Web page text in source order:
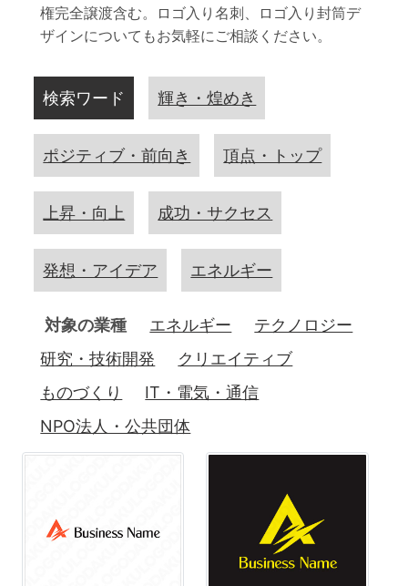
権完全譲渡含む。ロゴ入り名刺、ロゴ入り封筒デ
ザインについてもお気軽にご相談ください。
検索ワード 輝き・煌めき
ポジティブ・前向き 頂点・トップ
上昇・向上 成功・サクセス
発想・アイデア エネルギー
対象の業種 エネルギー
テクノロジー
研究・技術開発
クリエイティブ
ものづくり
IT・電気・通信
NPO法人・公共団体